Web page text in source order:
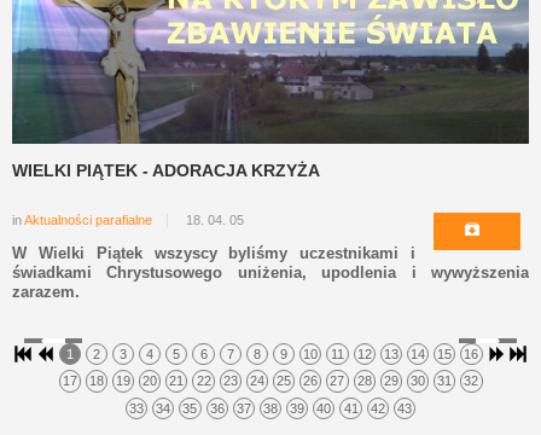
WIELKI PIĄTEK - ADORACJA KRZYŻA
inAktualności parafialne 18. 04. 05
W Wielki Piątek wszyscy byliśmy uczestnikami i
świadkami Chrystusowego uniżenia, upodlenia i wywyższenia
zarazem.
1 2 3 4 5 6 7 8 9 10 11 12 13 14 15
16
17
18 19 20 21 22 23 24 25 26 27 28 29 30 31
32
33
34 35 36 37 38 39 40 41 42 43